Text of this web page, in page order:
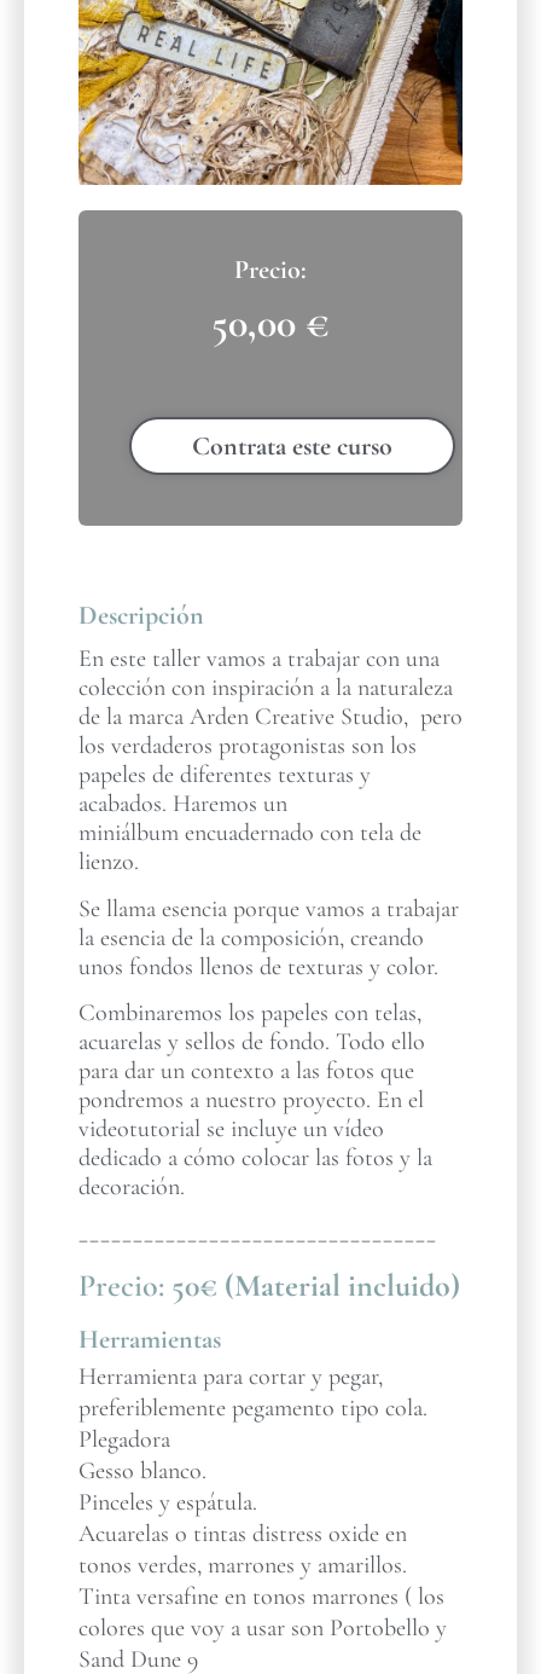
50,00 €
Contrata este curso
Descripción
En este taller vamos a trabajar con una
colección con inspiración a la naturaleza
de la marca Arden Creative Studio, pero
los verdaderos protagonistas son los
papeles de diferentes texturas y
acabados. Haremos un
miniálbum encuadernado con tela de
lienzo.
Se llama esencia porque vamos a trabajar
la esencia de la composición, creando
unos fondos llenos de texturas y color.
Combinaremos los papeles con telas,
acuarelas y sellos de fondo. Todo ello
para dar un contexto a las fotos que
pondremos a nuestro proyecto. En el
videotutorial se incluye un vídeo
dedicado a cómo colocar las fotos y la
decoración.
_________________________________
Precio: 50€ (Material incluido)
Herramientas
Herramienta para cortar y pegar,
preferiblemente pegamento tipo cola.
Plegadora
Gesso blanco.
Pinceles y espátula.
Acuarelas o tintas distress oxide en
tonos verdes, marrones y amarillos.
Tinta versafine en tonos marrones ( los
colores que voy a usar son Portobello y
Sand Dune 9